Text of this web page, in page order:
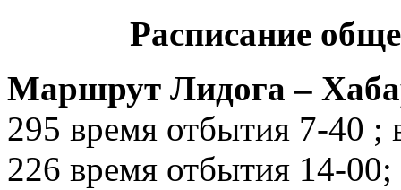
Расписание
Маршрут Лидога –
295 время отбытия 7-40
226 время отбытия 14-